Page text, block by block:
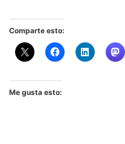
Comparte esto:
Me gusta esto: